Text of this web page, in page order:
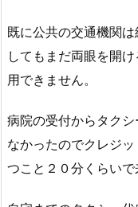
既に公共の交通機関
してもまだ両眼を開
用できません。
病院の受付からタク
なかったのでクレジ
つこと２０分くらいで